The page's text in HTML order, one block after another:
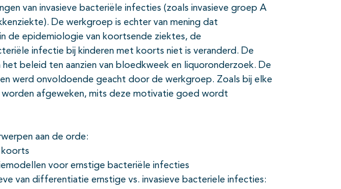
van invasieve bacteriële infecties (zoals invasieve groep A
De werkgroep is echter van mening dat
de epidemiologie van koortsende ziektes, de
infectie bij kinderen met koorts niet is veranderd. De
het beleid ten aanzien van bloedkweek en liquoronderzoek. De
werd onvoldoende geacht door de werkgroep. Zoals bij elke
worden afgeweken, mits deze motivatie goed wordt
aan de orde:
koorts
voor ernstige bacteriële infecties
van differentiatie ernstige vs. invasieve bacteriele infecties: